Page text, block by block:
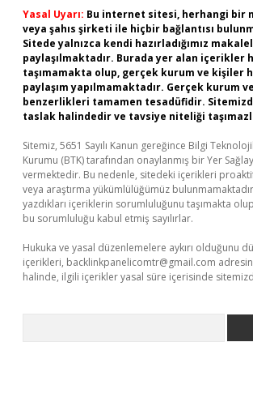
Yasal Uyarı: Bu internet sitesi, herhangi bir
veya şahıs şirketi ile hiçbir bağlantısı
Sitede yalnızca kendi hazırladığımız
paylaşılmaktadır. Burada yer alan içerikler
taşımamakta olup, gerçek kurum ve kişiler
paylaşım yapılmamaktadır. Gerçek kurum
benzerlikleri tamamen tesadüfidir.
taslak halindedir ve tavsiye niteliği
Sitemiz, 5651 Sayılı Kanun gereğince Bilgi
Kurumu (BTK) tarafından onaylanmış bir Yer
vermektedir. Bu nedenle, sitedeki içerikleri
veya araştırma yükümlülüğümüz
yazdıkları içeriklerin sorumluluğunu taşımakta
bu sorumluluğu kabul etmiş sayılırlar.
Hukuka ve yasal düzenlemelere aykırı olduğunu
içerikleri, backlinkpanelicomtr@gmail.com
halinde, ilgili içerikler yasal süre içerisinde